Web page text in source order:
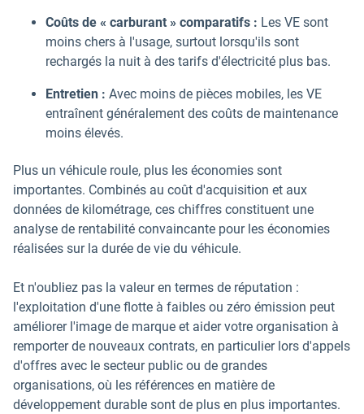
Coûts de « carburant » comparatifs : Les VE sont
moins chers à l'usage, surtout lorsqu'ils sont
rechargés la nuit à des tarifs d'électricité plus bas.
Entretien : Avec moins de pièces mobiles, les VE
entraînent généralement des coûts de maintenance
moins élevés.
Plus un véhicule roule, plus les économies sont
importantes. Combinés au coût d'acquisition et aux
données de kilométrage, ces chiffres constituent une
analyse de rentabilité convaincante pour les économies
réalisées sur la durée de vie du véhicule.
Et n'oubliez pas la valeur en termes de réputation :
l'exploitation d'une flotte à faibles ou zéro émission peut
améliorer l'image de marque et aider votre organisation à
remporter de nouveaux contrats, en particulier lors d'appels
d'offres avec le secteur public ou de grandes
organisations, où les références en matière de
développement durable sont de plus en plus importantes.